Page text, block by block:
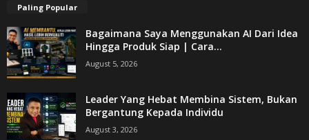
Paling Popular
Bagaimana Saya Menggunakan AI Dari Idea
Hingga Produk Siap | Cara...
August 5, 2026
Leader Yang Hebat Membina Sistem, Bukan
Bergantung Kepada Individu
August 3, 2026